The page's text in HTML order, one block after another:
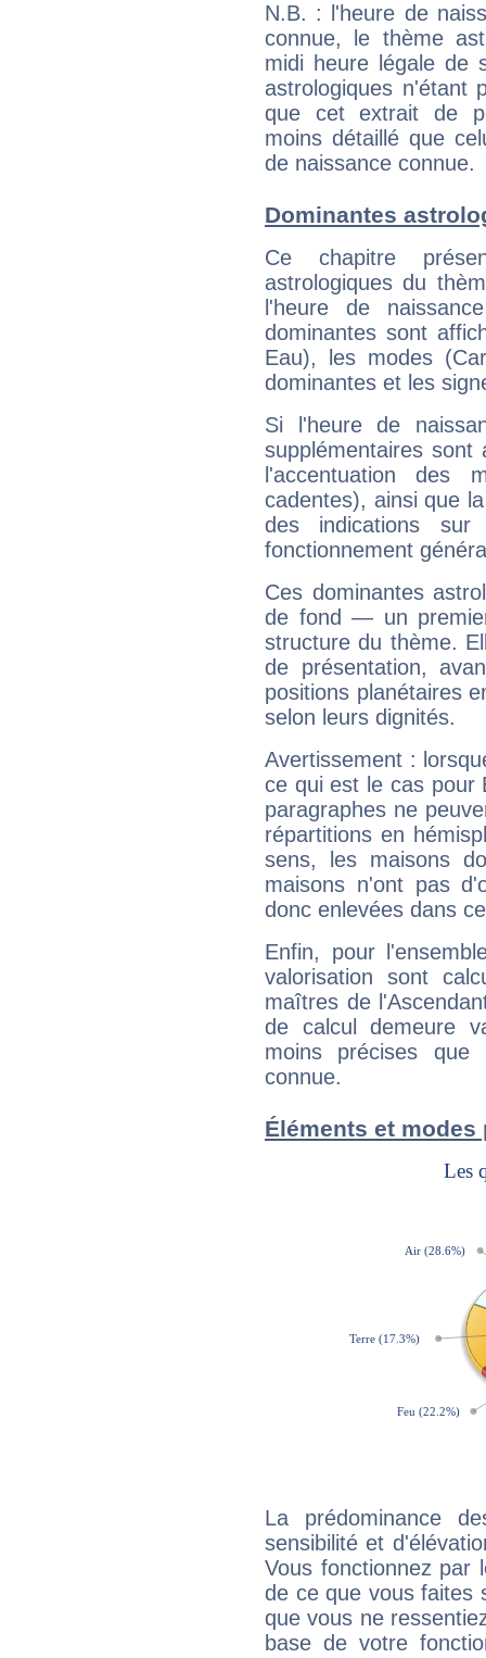
N.B. : l'heure de
connue, le thème
midi heure légale de
astrologiques n'étant
que cet extrait de
moins détaillé que
de naissance connue.
Dominantes
Ce chapitre
astrologiques du
l'heure de
dominantes sont
Eau), les modes
dominantes et les
Si l'heure de
supplémentaires sont
l'accentuation des
cadentes), ainsi que
des indications sur
fonctionnement
Ces dominantes
de fond — un
structure du thème.
de présentation,
positions planétaires
selon leurs dignités.
Avertissement :
ce qui est le cas pour
paragraphes ne
répartitions en
sens, les maisons
maisons n'ont pas
donc enlevées dans
Enfin, pour
valorisation sont
maîtres de
de calcul demeure
moins précises que
connue.
Éléments et modes
La prédominance
sensibilité et
Vous fonctionnez
de ce que vous faites
que vous ne
base de votre